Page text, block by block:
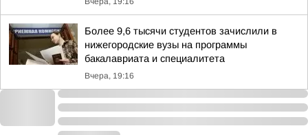
Более 9,6 тысячи студентов зачислили в
нижегородские вузы на программы
бакалавриата и специалитета
Вчера, 19:16